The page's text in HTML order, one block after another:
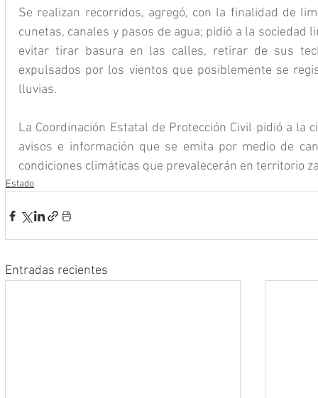
Se realizan recorridos, agregó, con la finalidad de
cunetas, canales y pasos de agua; pidió a la sociedad
evitar tirar basura en las calles, retirar de sus
expulsados por los vientos que posiblemente se
lluvias.
La Coordinación Estatal de Protección Civil pidió a la
avisos e información que se emita por medio de
condiciones climáticas que prevalecerán en territorio
Estado
Entradas recientes